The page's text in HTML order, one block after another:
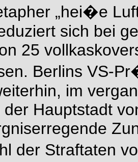
„hei�e
sich bei
25
Berlins VS-
im
der Hauptstadt
der Straftaten